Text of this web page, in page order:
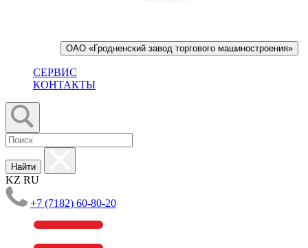
ОАО «Гродненский завод торгового машиностроения»
СЕРВИС
КОНТАКТЫ
Найти
KZ RU
+7 (7182) 60-80-20